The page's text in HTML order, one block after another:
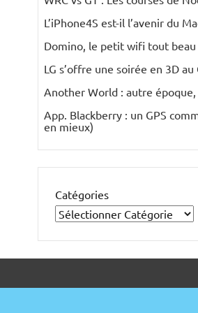
L’iPhone4S est-il l’avenir du
Domino, le petit wifi tout beau
LG s’offre une soirée en 3D au
Another World : autre
App. Blackberry : un GPS
en mieux)
Catégories